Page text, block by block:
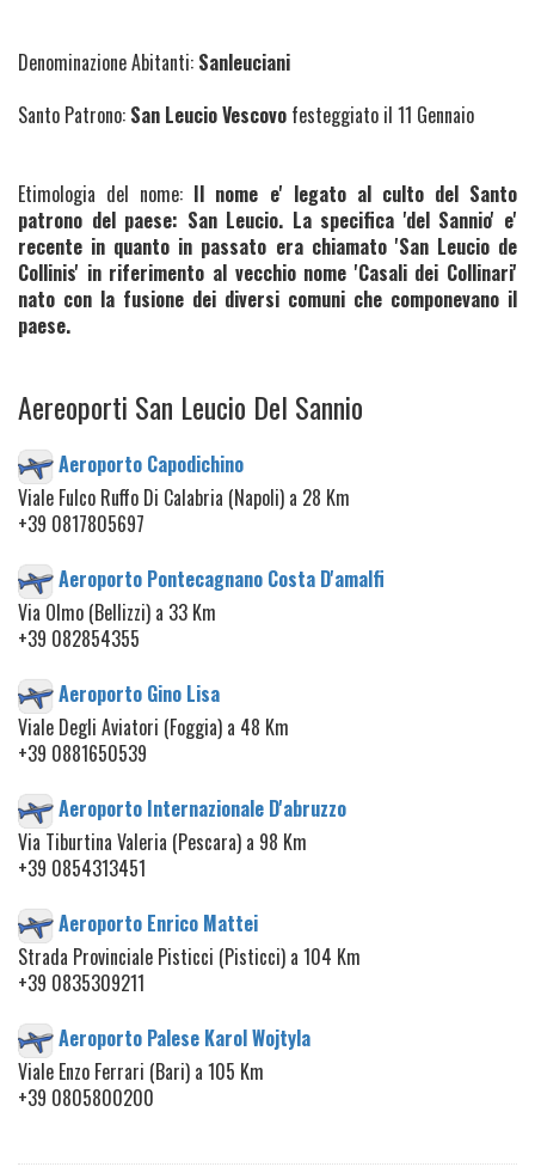
Denominazione Abitanti: Sanleuciani
Santo Patrono: San Leucio Vescovo festeggiato il 11 Gennaio
Etimologia del nome: Il nome e' legato al culto del Santo
patrono del paese: San Leucio. La specifica 'del Sannio' e'
recente in quanto in passato era chiamato 'San Leucio de
Collinis' in riferimento al vecchio nome 'Casali dei Collinari'
nato con la fusione dei diversi comuni che componevano il
paese.
Aereoporti San Leucio Del Sannio
Aeroporto Capodichino
Viale Fulco Ruffo Di Calabria (Napoli) a 28 Km
+39 0817805697
Aeroporto Pontecagnano Costa D'amalfi
Via Olmo (Bellizzi) a 33 Km
+39 082854355
Aeroporto Gino Lisa
Viale Degli Aviatori (Foggia) a 48 Km
+39 0881650539
Aeroporto Internazionale D'abruzzo
Via Tiburtina Valeria (Pescara) a 98 Km
+39 0854313451
Aeroporto Enrico Mattei
Strada Provinciale Pisticci (Pisticci) a 104 Km
+39 0835309211
Aeroporto Palese Karol Wojtyla
Viale Enzo Ferrari (Bari) a 105 Km
+39 0805800200